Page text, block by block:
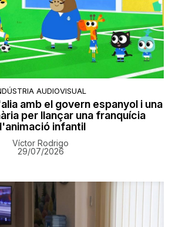
AUDIOVISUAL
amb el govern espanyol i una
per llançar una franquícia
infantil
Víctor Rodrigo
29/07/2026